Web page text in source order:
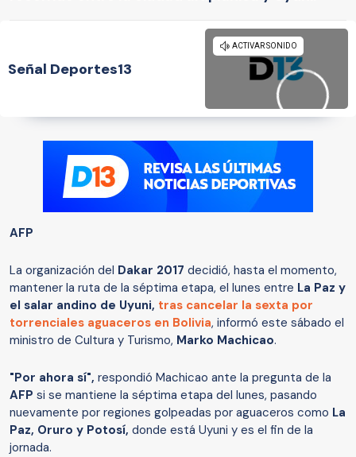
Señal Deportes13
AFP
La organización del Dakar 2017 decidió, hasta el momento,
mantener la ruta de la séptima etapa, el lunes entre La Paz y
el salar andino de Uyuni, tras cancelar la sexta por
torrenciales aguaceros en Bolivia, informó este sábado el
ministro de Cultura y Turismo, Marko Machicao.
"Por ahora sí", respondió Machicao ante la pregunta de la
AFP si se mantiene la séptima etapa del lunes, pasando
nuevamente por regiones golpeadas por aguaceros como La
Paz, Oruro y Potosí, donde está Uyuni y es el fin de la
jornada.